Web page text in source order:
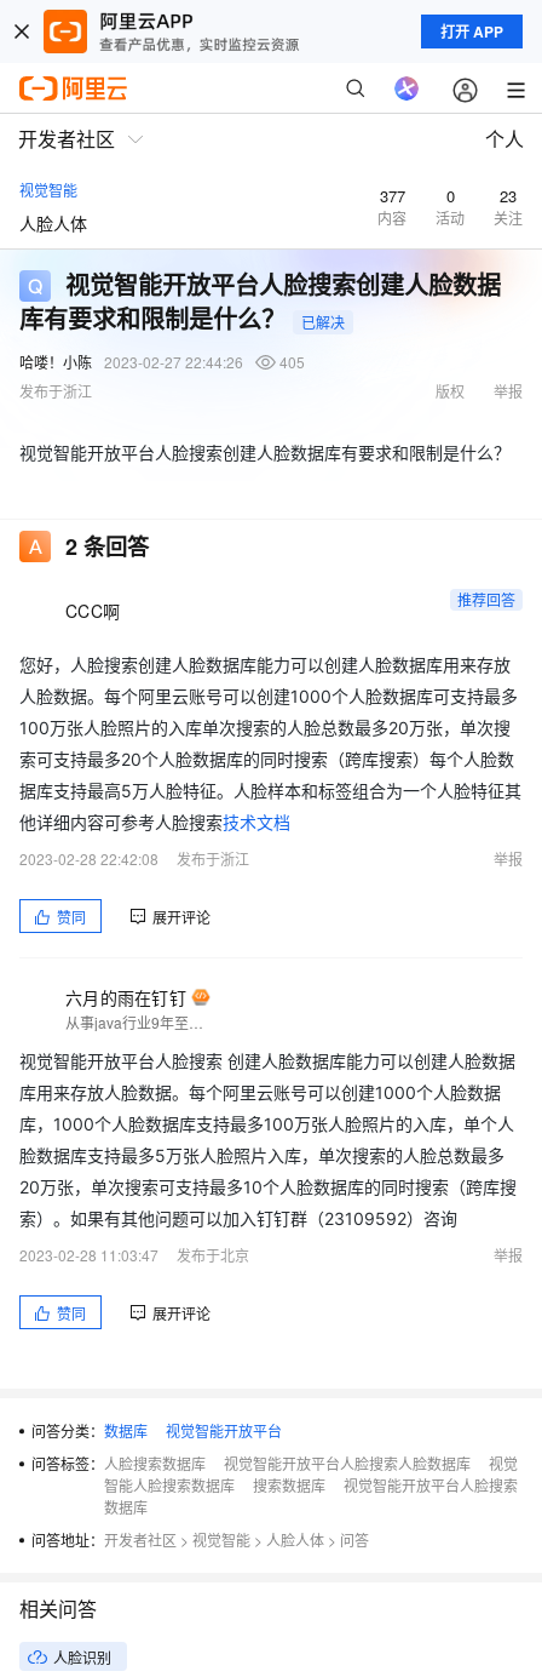
打开 APP
开发者社区 个人
视觉智能
人脸人体
377
内容
0
活动
23
关注
视觉智能开放平台人脸搜索创建人脸数据
库有要求和限制是什么？
已解决
哈喽！小陈 2023-02-27 22:44:26
405
发布于浙江
举报
版权
视觉智能开放平台人脸搜索创建人脸数据库有要求和限制是什么？
2条回答
CCC啊 推荐回答
您好，人脸搜索创建人脸数据库能力可以创建人脸数据库用来存放
人脸数据。每个阿里云账号可以创建1000个人脸数据库可支持最多
100万张人脸照片的入库单次搜索的人脸总数最多20万张，单次搜
索可支持最多20个人脸数据库的同时搜索（跨库搜索）每个人脸数
据库支持最高5万人脸特征。人脸样本和标签组合为一个人脸特征其
他详细内容可参考人脸搜索技术文档
2023-02-28 22:42:08
发布于浙江 举报
赞同 展开评论
六月的雨在钉钉
视觉智能开放平台人脸搜索 创建人脸数据库能力可以创建人脸数据
库用来存放人脸数据。每个阿里云账号可以创建1000个人脸数据
库，1000个人脸数据库支持最多100万张人脸照片的入库，单个人
脸数据库支持最多5万张人脸照片入库，单次搜索的人脸总数最多
20万张，单次搜索可支持最多10个人脸数据库的同时搜索（跨库搜
索）。如果有其他问题可以加入钉钉群（23109592）咨询
2023-02-28 11:03:47
发布于北京 举报
赞同 展开评论
问答分类： 数据库
视觉智能开放平台
问答标签： 人脸搜索数据库 视觉智能开放平台人脸搜索人脸数据库
视觉
智能人脸搜索数据库
搜索数据库
视觉智能开放平台人脸搜索
数据库
问答地址： 开发者社区 > 视觉智能 > 人脸人体 > 问答
相关问答
人脸识别